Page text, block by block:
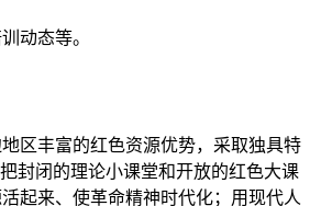
动态等。
区丰富的红色资源优势，采取独具特
封闭的理论小课堂和开放的红色大课
起来、使革命精神时代化；用现代人